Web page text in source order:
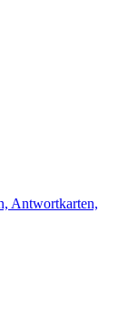
Antwortkarten,